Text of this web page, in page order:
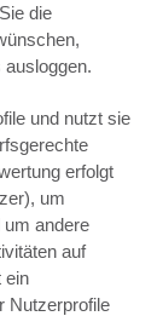
die
und nutzt sie
erfolgt
um
um andere
auf
ein
Nutzerprofile